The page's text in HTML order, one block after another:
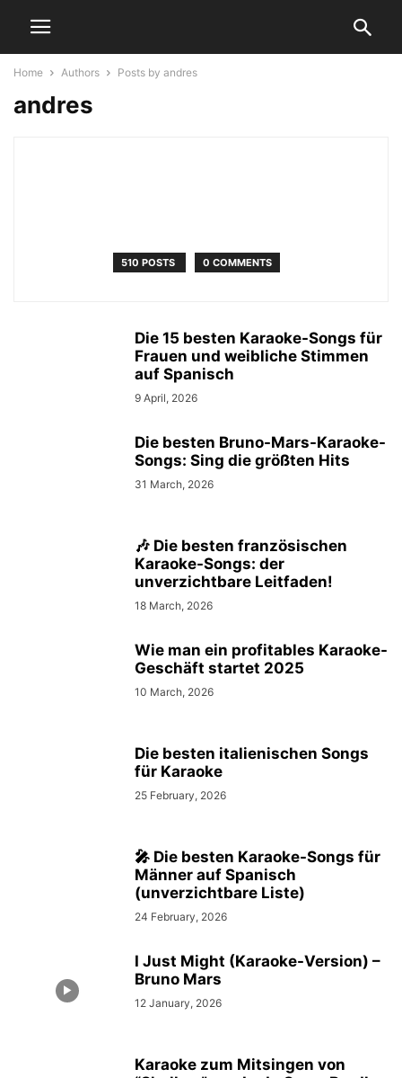
Home Authors Posts by andres
andres
510 POSTS 0 COMMENTS
Die 15 besten Karaoke-Songs für
Frauen und weibliche Stimmen
auf Spanisch
9 April, 2026
Die besten Bruno-Mars-Karaoke-
Songs: Sing die größten Hits
31 March, 2026
🎶 Die besten französischen
Karaoke-Songs: der
unverzichtbare Leitfaden!
18 March, 2026
Wie man ein profitables Karaoke-
Geschäft startet 2025
10 March, 2026
Die besten italienischen Songs
für Karaoke
25 February, 2026
🎤 Die besten Karaoke-Songs für
Männer auf Spanisch
(unverzichtbare Liste)
24 February, 2026
I Just Might (Karaoke-Version) –
Bruno Mars
12 January, 2026
Karaoke zum Mitsingen von